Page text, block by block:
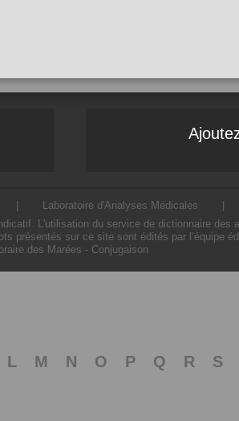
Laboratoire d'Analyses Médicales
L'utilisation du service de dictionnaire des
présentés sur ce site sont édités par l’équipe
des Marées - Conjugaison
L M N O P Q R S